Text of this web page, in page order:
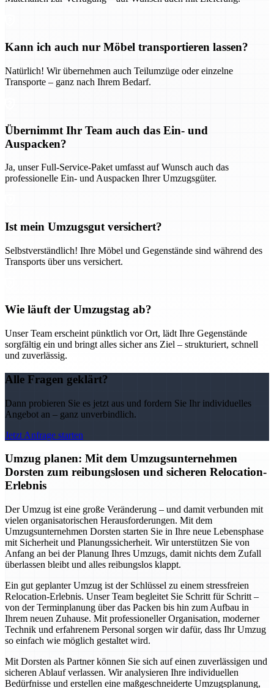
Kann ich auch nur Möbel transportieren lassen?
Natürlich! Wir übernehmen auch Teilumzüge oder einzelne
Transporte – ganz nach Ihrem Bedarf.
Übernimmt Ihr Team auch das Ein- und
Auspacken?
Ja, unser Full-Service-Paket umfasst auf Wunsch auch das
professionelle Ein- und Auspacken Ihrer Umzugsgüter.
Ist mein Umzugsgut versichert?
Selbstverständlich! Ihre Möbel und Gegenstände sind während des
Transports über uns versichert.
Wie läuft der Umzugstag ab?
Unser Team erscheint pünktlich vor Ort, lädt Ihre Gegenstände
sorgfältig ein und bringt alles sicher ans Ziel – strukturiert, schnell
und zuverlässig.
Alle Fragen geklärt?
Dann probieren Sie es jetzt aus und fordern Sie Ihr individuelles
Angebot an – ganz unverbindlich.
Jetzt Anfrage starten
Umzug planen: Mit dem Umzugsunternehmen
Dorsten zum reibungslosen und sicheren Relocation-
Erlebnis
Der Umzug ist eine große Veränderung – und damit verbunden mit
vielen organisatorischen Herausforderungen. Mit dem
Umzugsunternehmen Dorsten starten Sie in Ihre neue Lebensphase
mit Sicherheit und Planungssicherheit. Wir unterstützen Sie von
Anfang an bei der Planung Ihres Umzugs, damit nichts dem Zufall
überlassen bleibt und alles reibungslos klappt.
Ein gut geplanter Umzug ist der Schlüssel zu einem stressfreien
Relocation-Erlebnis. Unser Team begleitet Sie Schritt für Schritt –
von der Terminplanung über das Packen bis hin zum Aufbau in
Ihrem neuen Zuhause. Mit professioneller Organisation, moderner
Technik und erfahrenem Personal sorgen wir dafür, dass Ihr Umzug
so einfach wie möglich gestaltet wird.
Mit Dorsten als Partner können Sie sich auf einen zuverlässigen und
sicheren Ablauf verlassen. Wir analysieren Ihre individuellen
Bedürfnisse und erstellen eine maßgeschneiderte Umzugsplanung,